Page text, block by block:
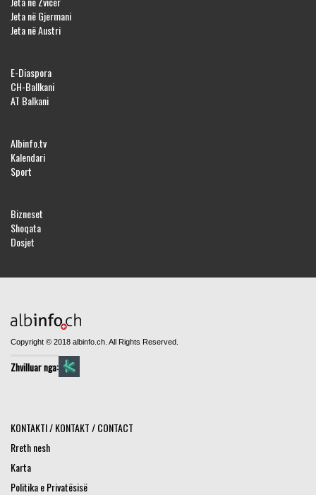
Jeta në Gjermani
Jeta në Austri
E-Diaspora
CH-Ballkani
AT Balkani
Albinfo.tv
Kalendari
Sport
Bizneset
Shoqata
Dosjet
Copyright © 2018 albinfo.ch. All Rights Reserved.
Zhvilluar nga:
KONTAKTI / KONTAKT / CONTACT
Rreth nesh
Karta
Politika e Privatësisë